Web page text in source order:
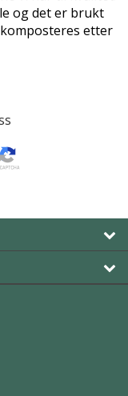
og det er brukt
etter